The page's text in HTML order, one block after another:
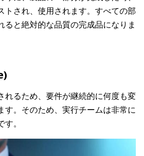
トされ、使用されます。すべての部
ると絶対的な品質の完成品になりま
れるため、要件が継続的に何度も変
す。そのため、実行チームは非常に
。